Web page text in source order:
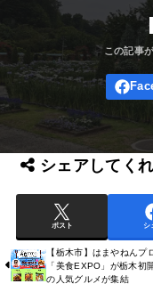
シェアしてく
ポスト シ
【栃木市】はまやねんプ
「美食EXPO」が栃木初
の人気グルメが集結